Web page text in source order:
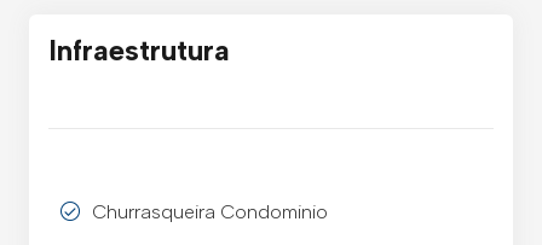
Infraestrutura
Churrasqueira Condominio